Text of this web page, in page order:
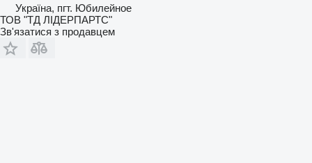
Україна, пгт. Юбилейное
ТОВ "ТД ЛІДЕРПАРТС"
Зв'язатися з продавцем